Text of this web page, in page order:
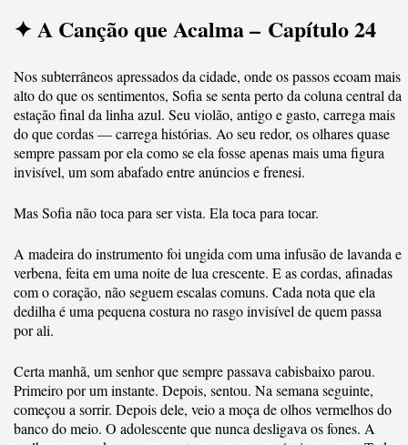
✦ A Canção que Acalma – Capítulo 24
Nos subterrâneos apressados da cidade, onde os passos ecoam mais
alto do que os sentimentos, Sofia se senta perto da coluna central da
estação final da linha azul. Seu violão, antigo e gasto, carrega mais
do que cordas — carrega histórias. Ao seu redor, os olhares quase
sempre passam por ela como se ela fosse apenas mais uma figura
invisível, um som abafado entre anúncios e frenesi.
Mas Sofia não toca para ser vista. Ela toca para tocar.
A madeira do instrumento foi ungida com uma infusão de lavanda e
verbena, feita em uma noite de lua crescente. E as cordas, afinadas
com o coração, não seguem escalas comuns. Cada nota que ela
dedilha é uma pequena costura no rasgo invisível de quem passa
por ali.
Certa manhã, um senhor que sempre passava cabisbaixo parou.
Primeiro por um instante. Depois, sentou. Na semana seguinte,
começou a sorrir. Depois dele, veio a moça de olhos vermelhos do
banco do meio. O adolescente que nunca desligava os fones. A